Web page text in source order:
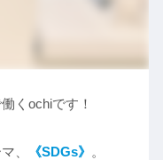
くochiです！
、 《SDGs》 。